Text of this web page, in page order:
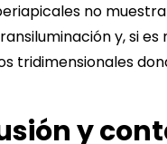
no
y, si
tridimensionales
y